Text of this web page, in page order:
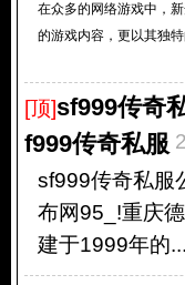
在众多的网络游戏中，
的游戏内容，更以其独
[顶]sf999传奇
f999传奇私服
sf999传奇私服
布网95_!重庆
建于1999年的...